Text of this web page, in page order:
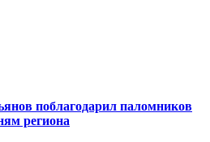
поблагодарил паломников
региона